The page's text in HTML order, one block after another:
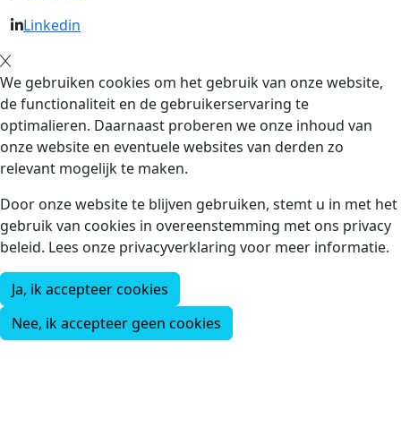
Linkedin
We gebruiken cookies om het gebruik van onze website,
de functionaliteit en de gebruikerservaring te
optimalieren. Daarnaast proberen we onze inhoud van
onze website en eventuele websites van derden zo
relevant mogelijk te maken.
Door onze website te blijven gebruiken, stemt u in met het
gebruik van cookies in overeenstemming met ons privacy
beleid. Lees onze privacyverklaring voor meer informatie.
Ja, ik accepteer cookies
Nee, ik accepteer geen cookies